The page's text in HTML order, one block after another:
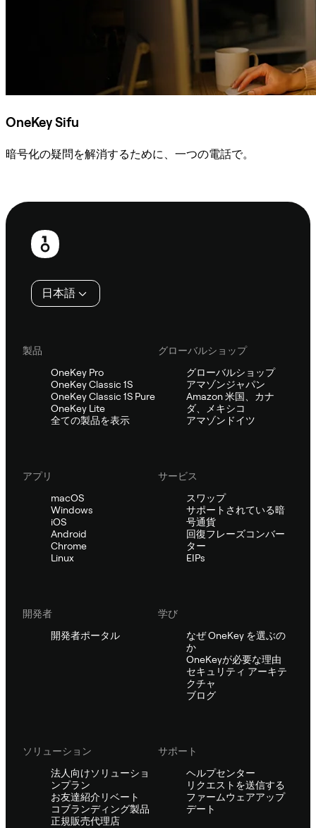
OneKey Sifu
暗号化の疑問を解消するために、一つの電話で。
フ
日本語
製品
OneKey Pro
OneKey Classic 1S
OneKey Classic 1S Pure
OneKey Lite
全ての製品を表示
グローバルショップ
グローバルショップ
アマゾンジャパン
Amazon 米国、カナ
ダ、メキシコ
アマゾンドイツ
アプリ
macOS
Windows
iOS
Android
Chrome
Linux
サービス
スワップ
サポートされている暗
号通貨
回復フレーズコンバー
ター
EIPs
開発者
開発者ポータル
学び
なぜ OneKey を選ぶの
か
OneKeyが必要な理由
セキュリティ アーキテ
クチャ
ブログ
ソリューション
法人向けソリューショ
ンプラン
お友達紹介リベート
コブランディング製品
正規販売代理店
サポート
ヘルプセンター
リクエストを送信する
ファームウェアアップ
デート